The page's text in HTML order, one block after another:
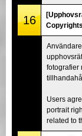
16
fotografier
Users
portrait
related to